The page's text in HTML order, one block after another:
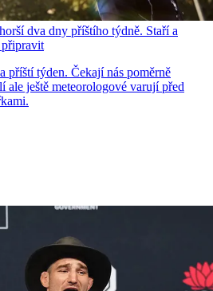
dva dny příštího týdně. Staří a
připravit
týden. Čekají nás poměrně
ale ještě meteorologové varují před